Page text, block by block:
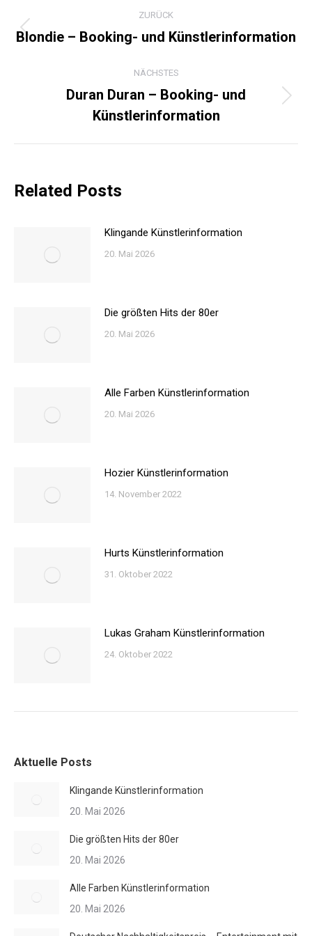
ZURÜCK
Vorheriger
Blondie – Booking- und Künstlerinformation
NÄCHSTES
Nächster
Beitrag:
Duran Duran – Booking- und
Künstlerinformation
Related Posts
Klingande Künstlerinformation
20. Mai 2026
Die größten Hits der 80er
20. Mai 2026
Alle Farben Künstlerinformation
20. Mai 2026
Hozier Künstlerinformation
14. November 2022
Hurts Künstlerinformation
31. Oktober 2022
Lukas Graham Künstlerinformation
24. Oktober 2022
Aktuelle Posts
Klingande Künstlerinformation
20. Mai 2026
Die größten Hits der 80er
20. Mai 2026
Alle Farben Künstlerinformation
20. Mai 2026